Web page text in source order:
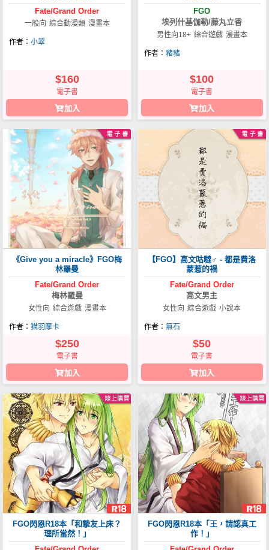
Fate/Grand Order
一般向 綜合動漫類 漫畫本
作者：小翠
$160
電子書
加入
FGO
埃列什基伽勒/藤丸立香
男性向18+ 綜合遊戲 漫畫本
作者： 豬豬
$100
電子書
加入
《Give you a miracle》FGO梅
林羅曼
Fate/Grand Order
梅林羅曼
女性向 綜合遊戲 漫畫本
作者：猫羽摩卡
$250
電子書
加入
【FGO】高文咕噠♂ - 都是費洛
蒙惹的禍
Fate/Grand Order
高文男主
女性向 綜合遊戲 小說本
作者： 無石
$50
電子書
加入
FGO閃恩R18本「和摯友上床？
理所當然！」
FGO閃恩R18本「王，請認真工
作！」